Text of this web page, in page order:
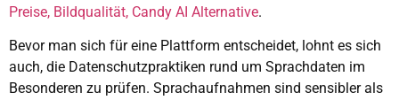
Preise, Bildqualität, Candy AI Alternative.
Bevor man sich für eine Plattform entscheidet, lohnt es sich
auch, die Datenschutzpraktiken rund um Sprachdaten im
Besonderen zu prüfen. Sprachaufnahmen sind sensibler als